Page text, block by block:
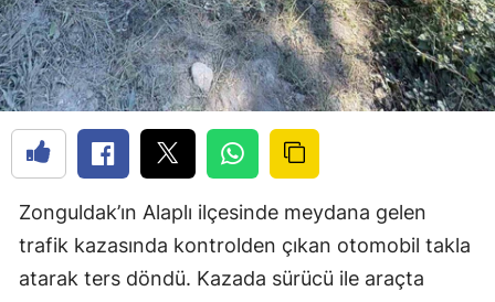
Zonguldak’ın Alaplı ilçesinde meydana gelen
trafik kazasında kontrolden çıkan otomobil takla
atarak ters döndü. Kazada sürücü ile araçta